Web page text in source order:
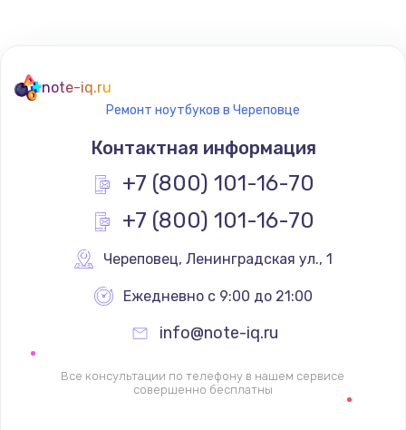
note-iq.ru
Ремонт ноутбуков в Череповце
Контактная информация
+7 (800) 101-16-70
+7 (800) 101-16-70
Череповец, Ленинградская ул., 1
Ежедневно с 9:00 до 21:00
info@note-iq.ru
Все консультации по телефону в нашем сервисе
совершенно бесплатны